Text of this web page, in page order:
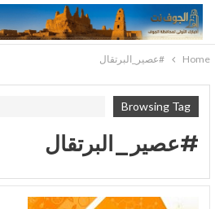
Home #عصير_البرتقال
Browsing Tag
#عصير_البرتقال